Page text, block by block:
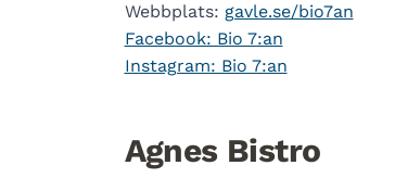
Webbplats: gavle.se/bio7an
Facebook: Bio 7:an
Instagram: Bio 7:an
Agnes Bistro